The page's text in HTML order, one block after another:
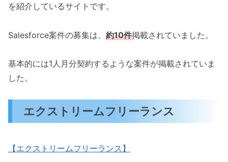
を紹介しているサイトです。
Salesforce案件の募集は、 約10件掲載されていました。
基本的には1人月分契約するような案件が掲載されていま
した。
エクストリームフリーランス
【エクストリームフリーランス】